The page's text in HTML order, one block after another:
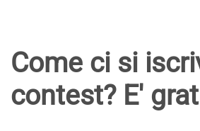
Come ci si
contest? E'